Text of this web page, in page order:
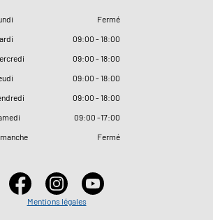
Fermé
09:00 - 18:00
09:00 - 18:00
09:00 - 18:00
09:00 - 18:00
09:00 -17:00
Fermé
Mentions légales